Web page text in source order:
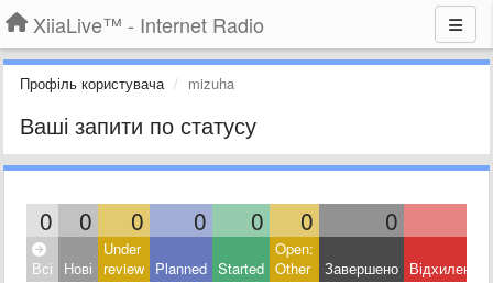
XiiaLive™ - Internet Radio
Профіль користувача mizuha
Ваші запити по статусу
0 0 0 0 0 0 0
Всі Нові
Under
review Planned Started
Open:
Other
Завершено Відхилено